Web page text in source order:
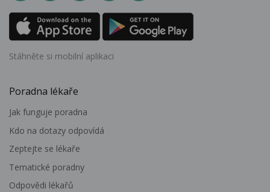
Stáhněte si mobilní aplikaci
Poradna lékaře
Jak funguje poradna
Kdo na dotazy odpovídá
Zeptejte se lékaře
Tematické poradny
Odpovědi lékařů